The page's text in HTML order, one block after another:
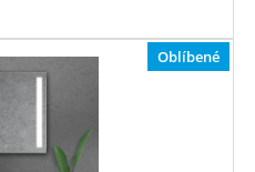
Oblíbené